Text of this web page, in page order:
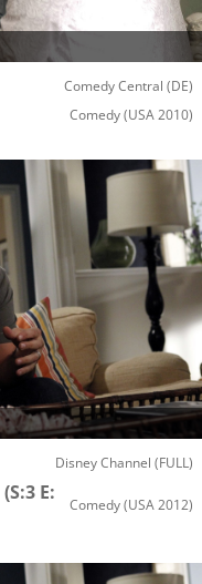
Comedy Central (DE)
Comedy(USA 2010)
Disney Channel (FULL)
(S:3 E:
Comedy(USA 2012)